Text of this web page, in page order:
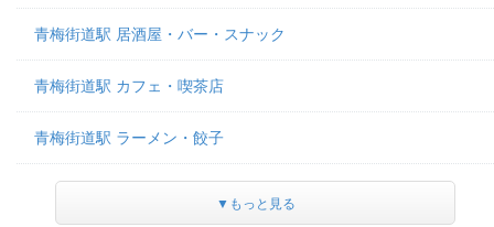
青梅街道駅 居酒屋・バー・スナック
青梅街道駅 カフェ・喫茶店
青梅街道駅 ラーメン・餃子
▼もっと見る